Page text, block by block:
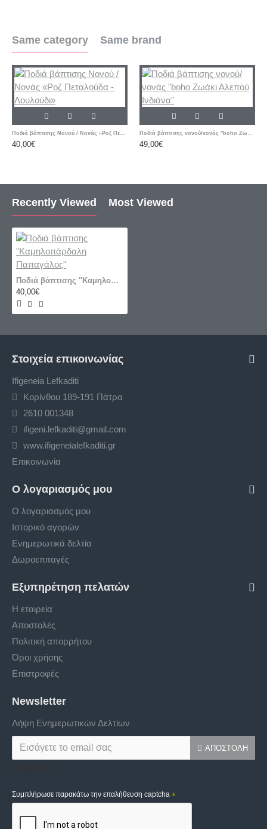
Same category Same brand
Ποδιά βάπτισης Νονού / Νονάς «Ροζ Πεταλούδα - Λουλούδι»
40,00€
Ποδιά βάπτισης νονού/νονάς "boho Ζωάκι Αλεπού Ινδιάνα"
49,00€
Recently Viewed Most Viewed
Ποδιά βάπτισης "Καμηλοπάρδαλη Παπαγάλος"
40,00€
Στοιχεία επικοινωνίας
Ifigeneia Lefkaditi
Κορίνθου 189-191 Πάτρα
2610 001348
ifigeni.lefkaditi@gmail.com
www.ifigeneialefkaditi.gr
Επικοινωνία
Ο λογαριασμός μου
Ο λογαριασμός μου
Ιστορικό αγορών
Ενημερωτικά δελτία
Δωροεπιταγές
Εξυπηρέτηση πελατών
Η εταιρεία
Αποστολές
Πολιτική απορρήτου
Όροι χρήσης
Επιστροφές
Newsletter
Λήψη Ενημερωτικών Δελτίων
ΑΠΟΣΤΟΛΉ
Συμπλήρωσε παρακάτω την επαλήθευση captcha